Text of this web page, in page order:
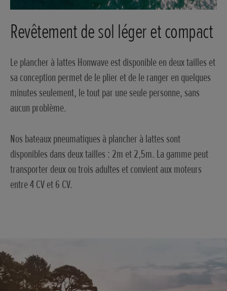
Revêtement de sol léger et compact
Le plancher à lattes Honwave est disponible en deux tailles et
sa conception permet de le plier et de le ranger en quelques
minutes seulement, le tout par une seule personne, sans
aucun problème.
Nos bateaux pneumatiques à plancher à lattes sont
disponibles dans deux tailles : 2m et 2,5m. La gamme peut
transporter deux ou trois adultes et convient aux moteurs
entre 4 CV et 6 CV.